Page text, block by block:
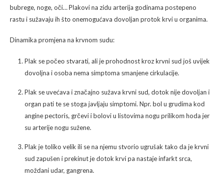
bubrege, noge, oči… Plakovi na zidu arterija godinama postepeno
rastu i sužavaju ih što onemogućava dovoljan protok krvi u organima.
Dinamika promjena na krvnom sudu:
Plak se počeo stvarati, ali je prohodnost kroz krvni sud još uvijek
dovoljna i osoba nema simptoma smanjene cirkulacije.
Plak se uvećava i značajno sužava krvni sud, dotok nije dovoljan i
organ pati te se stoga javljaju simptomi. Npr. bol u grudima kod
angine pectoris, grčevi i bolovi u listovima nogu prilikom hoda jer
su arterije nogu sužene.
Plak je toliko velik ili se na njemu stvorio ugrušak tako da je krvni
sud zapušen i prekinut je dotok krvi pa nastaje infarkt srca,
moždani udar, gangrena.